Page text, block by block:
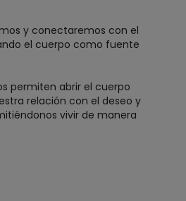
y conectaremos con el
el cuerpo como fuente
permiten abrir el cuerpo
relación con el deseo y
vivir de manera